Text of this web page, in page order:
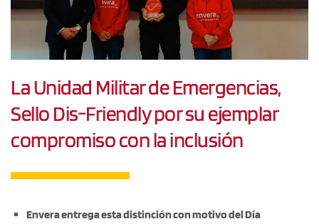
La Unidad Militar de Emergencias,
Sello Dis-Friendly por su ejemplar
compromiso con la inclusión
Envera entrega esta distinción con motivo del Día